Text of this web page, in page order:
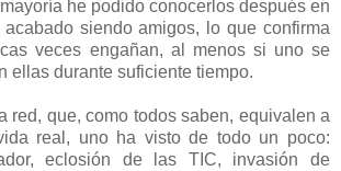
he podido conocerlos después en
siendo amigos, lo que confirma
veces engañan, al menos si uno se
ellas durante suficiente tiempo.
red, que, como todos saben, equivalen a
real, uno ha visto de todo un poco:
eclosión de las TIC, invasión de